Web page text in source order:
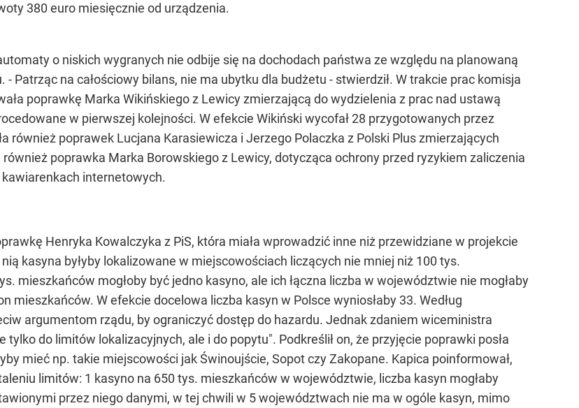
380 euro miesięcznie od urządzenia.
o niskich wygranych nie odbije się na dochodach państwa ze względu na planowaną
Patrząc na całościowy bilans, nie ma ubytku dla budżetu - stwierdził. W trakcie prac komisja
poprawkę Marka Wikińskiego z Lewicy zmierzającą do wydzielenia z prac nad ustawą
w pierwszej kolejności. W efekcie Wikiński wycofał 28 przygotowanych przez
również poprawek Lucjana Karasiewicza i Jerzego Polaczka z Polski Plus zmierzających
poprawka Marka Borowskiego z Lewicy, dotycząca ochrony przed ryzykiem zaliczenia
internetowych.
Henryka Kowalczyka z PiS, która miała wprowadzić inne niż przewidziane w projekcie
kasyna byłyby lokalizowane w miejscowościach liczących nie mniej niż 100 tys.
mieszkańców mogłoby być jedno kasyno, ale ich łączna liczba w województwie nie mogłaby
mieszkańców. W efekcie docelowa liczba kasyn w Polsce wyniosłaby 33. Według
argumentom rządu, by ograniczyć dostęp do hazardu. Jednak zdaniem wiceministra
do limitów lokalizacyjnych, ale i do popytu". Podkreślił on, że przyjęcie poprawki posła
mieć np. takie miejscowości jak Świnoujście, Sopot czy Zakopane. Kapica poinformował,
limitów: 1 kasyno na 650 tys. mieszkańców w województwie, liczba kasyn mogłaby
przez niego danymi, w tej chwili w 5 województwach nie ma w ogóle kasyn, mimo